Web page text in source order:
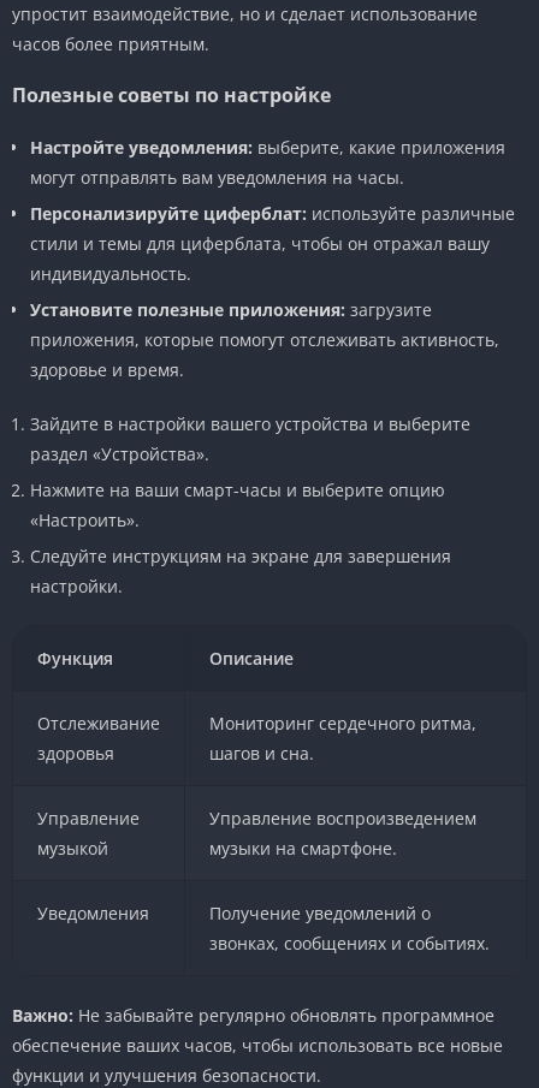
упростит взаимодействие, но и сделает использование
часов более приятным.
Полезные советы по настройке
Настройте уведомления: выберите, какие приложения
могут отправлять вам уведомления на часы.
Персонализируйте циферблат: используйте различные
стили и темы для циферблата, чтобы он отражал вашу
индивидуальность.
Установите полезные приложения: загрузите
приложения, которые помогут отслеживать активность,
здоровье и время.
Зайдите в настройки вашего устройства и выберите
раздел «Устройства».
Нажмите на ваши смарт-часы и выберите опцию
«Настроить».
Следуйте инструкциям на экране для завершения
настройки.
Функция Описание
Отслеживание
здоровья
Мониторинг сердечного ритма,
шагов и сна.
Управление
музыкой
Управление воспроизведением
музыки на смартфоне.
Уведомления
Получение уведомлений о
звонках, сообщениях и событиях.
Важно: Не забывайте регулярно обновлять программное
обеспечение ваших часов, чтобы использовать все новые
функции и улучшения безопасности.